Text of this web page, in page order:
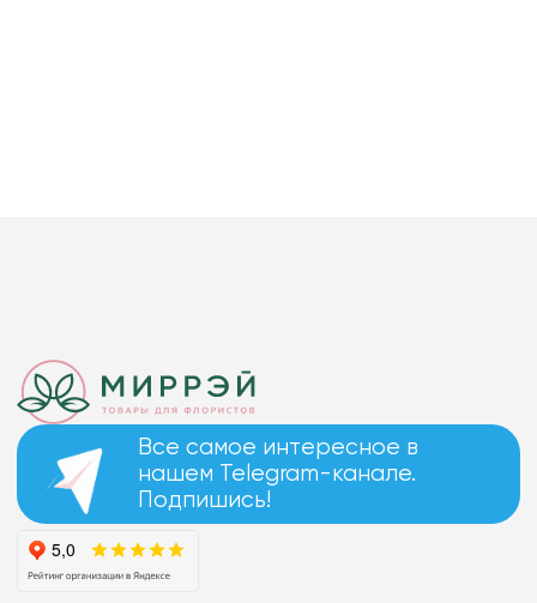
Все самое интересное в
нашем Telegram-канале.
Подпишись!